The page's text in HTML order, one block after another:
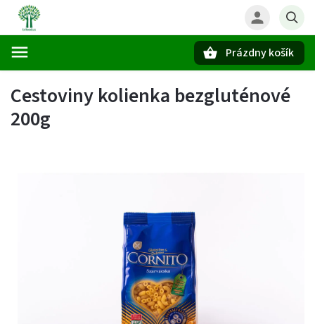
Prázdny košík
Cestoviny kolienka bezgluténové
200g